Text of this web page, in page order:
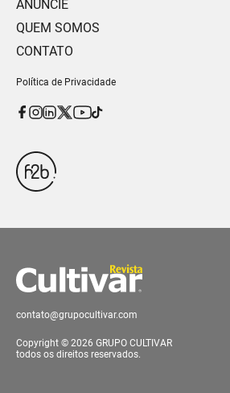
ANUNCIE
QUEM SOMOS
CONTATO
Política de Privacidade
contato@grupocultivar.com
Copyright © 2026 GRUPO CULTIVAR
todos os direitos reservados.